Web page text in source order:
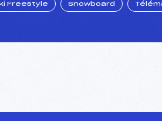
Freestyle Snowboard